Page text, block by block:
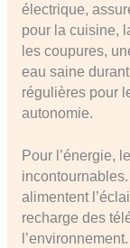
électrique,
pour la cuisine,
les coupures,
eau saine
régulières pour
autonomie.
Pour l’énergie,
alimentent
recharge des